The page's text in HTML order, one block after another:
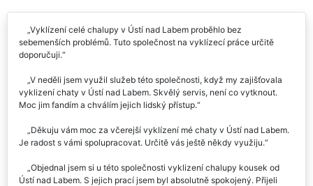
Vyklízení celé chalupy v Ústí nad Labem proběhlo bez
sebemenších problémů. Tuto společnost na vyklízecí práce určitě
doporučuji.
V neděli jsem využil služeb této společnosti, když my zajišťovala
vyklizení chaty v Ústí nad Labem. Skvělý servis, není co vytknout.
Moc jim fandím a chválím jejich lidský přístup.
Děkuju vám moc za včerejší vyklízení mé chaty v Ústí nad Labem.
Je radost s vámi spolupracovat. Určitě vás ještě někdy využiju.
Objednal jsem si u této společnosti vyklizení chalupy kousek od
Ústí nad Labem. S jejich prací jsem byl absolutně spokojený. Přijeli